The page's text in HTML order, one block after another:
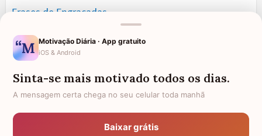
Frases de Engraçadas
Frases Românticas
Frases de Reflexão
Frases Lindas
Motivação Diária · App gratuito
iOS & Android
Sinta-se mais motivado todos os dias.
A mensagem certa chega no seu celular toda manhã
Baixar grátis